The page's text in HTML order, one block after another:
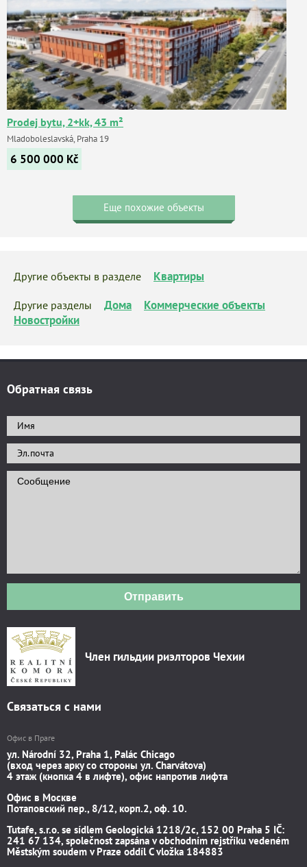
Prodej bytu, 2+kk, 43 m²
Mladoboleslavská, Praha 19
6 500 000 Kč
Еще похожие объекты
Другие объекты в разделе Квартиры
Другие разделы Дома
Коммерческие объекты
Новостройки
Обратная связь
Отправить
Член гильдии риэлторов Чехии
Связаться с нами
Офис в Праге
ул. Národní 32, Praha 1, Palác Chicago
(вход через арку со стороны ул. Charvátova)
4 этаж (кнопка 4 в лифте), офис напротив лифта
Офис в Москве
Потаповский пер., 8/12, корп.2, оф. 10.
Tutafe, s.r.o. se sídlem Geologická 1218/2c, 152 00 Praha 5 IČ:
241 67 134, společnost zapsána v obchodním rejstříku vedeném
Městským soudem v Praze oddíl C vložka 184883